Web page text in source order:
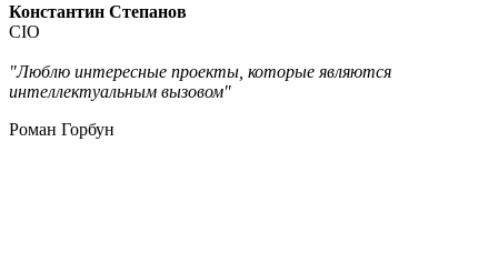
Константин Степанов
CIO
"Люблю интересные проекты, которые являются
интеллектуальным вызовом"
Роман Горбун